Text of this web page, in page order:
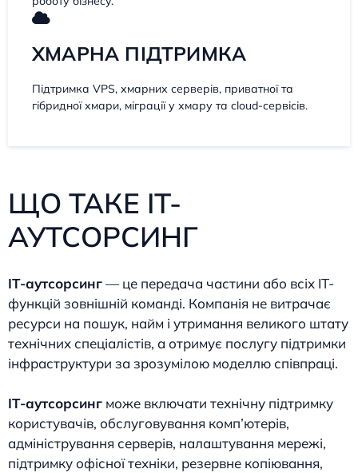
ХМАРНА ПІДТРИМКА
Підтримка VPS, хмарних серверів, приватної та
гібридної хмари, міграції у хмару та cloud-сервісів.
ЩО ТАКЕ IT-
АУТСОРСИНГ
IT-аутсорсинг— це передача частини або всіх IT-
функцій зовнішній команді. Компанія не витрачає
ресурси на пошук, найм і утримання великого штату
технічних спеціалістів, а отримує послугу підтримки
інфраструктури за зрозумілою моделлю співпраці.
ІТ-аутсорсинг може включати технічну підтримку
користувачів, обслуговування комп’ютерів,
адміністрування серверів, налаштування мережі,
підтримку офісної техніки, резервне копіювання,